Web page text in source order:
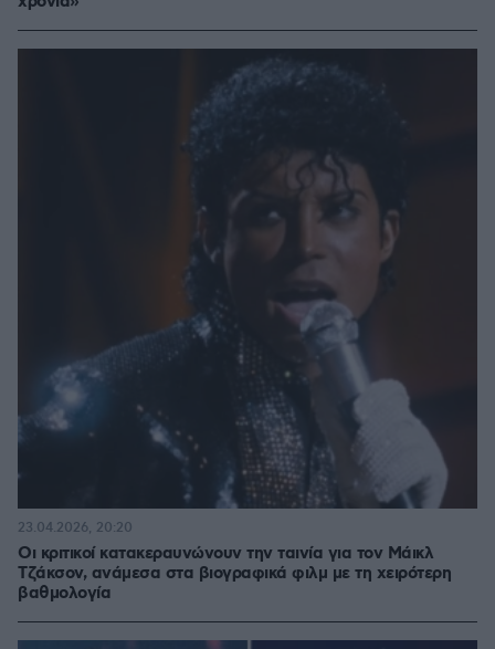
Οι κριτικοί κατακεραυνώνουν την ταινία για τον Μάικλ
Τζάκσον, ανάμεσα στα βιογραφικά φιλμ με τη χειρότερη
βαθμολογία
23.04.2026, 20:20